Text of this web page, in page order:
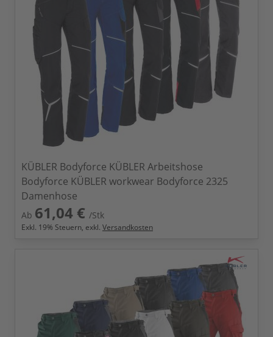
KÜBLER Bodyforce KÜBLER Arbeitshose
Bodyforce KÜBLER workwear Bodyforce 2325
Damenhose
Ab 61,04 € /Stk
Exkl. 19% Steuern, exkl. Versandkosten